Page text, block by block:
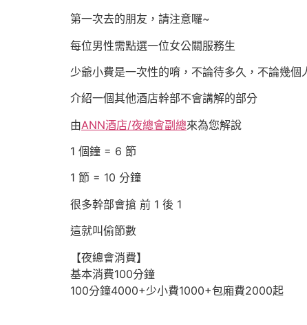
第一次去的朋友，請注意囉~
每位男性需點選一位女公關服務生
少爺小費是一次性的唷，不論待多久，不論幾個
介紹一個其他酒店幹部不會講解的部分
由ANN酒店/夜總會副總來為您解說
1 個鐘 = 6 節
1 節 = 10 分鐘
很多幹部會搶 前 1 後 1
這就叫偷節數
【夜總會消費】
基本消費100分鐘
100分鐘4000+少小費1000+包廂費2000起